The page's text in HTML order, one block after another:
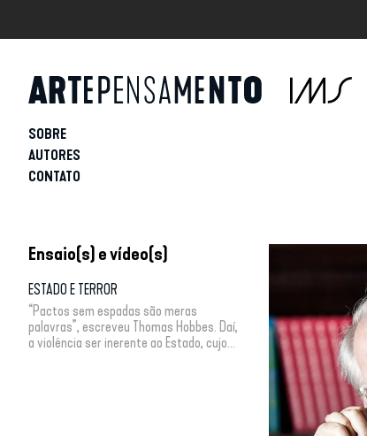
SOBRE
AUTORES
CONTATO
Ensaio(s) e vídeo(s)
ESTADO E TERROR
“Pactos sem espadas são meras
palavras”, escreveu Thomas Hobbes. Daí,
a violência ser inerente ao Estado, cujo...